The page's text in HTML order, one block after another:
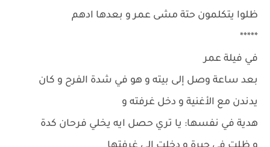
ظلوا يتكلمون حتة مشى عمر و بعدها ادهم
*****
في فيلة عمر
بعد ساعة وصل إلى بيته و هو في شدة الفرح و كان
يدندن مع الأغنية و دخل غرفته و
هدية في نفسها: يا تري حصل ايه يخلي فرحان كدة